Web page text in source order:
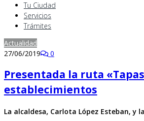
Tu Ciudad
Servicios
Trámites
Actualidad
27/06/2019
0
Presentada la ruta
establecimientos
La alcaldesa, Carlota López Esteban, y